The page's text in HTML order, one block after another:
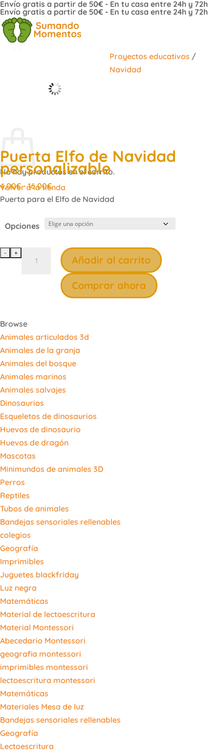
Saltar
al
contenido
Envío gratis a partir de 50€ - En tu casa entre 24h y 72h
Envío gratis a partir de 50€ - En tu casa entre 24h y 72h
JUGUETES EDUCATIVOS
MONTESSORI
No hay productos en el carrito.
Volver a la tienda
Proyectos educativos /
Navidad
Puerta Elfo de Navidad
personalizable
4,00€ - 16,00€Rango
de
desde
hasta
16,00€
Puerta para el Elfo de Navidad
Opciones
Añadir al carrito
Comprar ahora
Browse
Animales articulados 3d
Animales de la granja
Animales del bosque
Animales marinos
Animales salvajes
Dinosaurios
Esqueletos de dinosaurios
Huevos de dinosaurio
Huevos de dragón
Mascotas
Minimundos de animales 3D
Perros
Reptiles
Tubos de animales
Bandejas sensoriales rellenables
colegios
Geografía
Imprimibles
Juguetes blackfriday
Luz negra
Matemáticas
Material de lectoescritura
Material Montessori
Abecedario Montessori
geografia montessori
imprimibles montessori
lectoescritura montessori
Matemáticas
Materiales Mesa de luz
Bandejas sensoriales rellenables
Geografía
Lectoescritura